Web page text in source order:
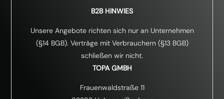
B2B HINWIES
Unsere Angebote richten sich nur an Unternehmen
(§14 BGB). Verträge mit Verbrauchern (§13 BGB)
schließen wir nicht.
TOPA GMBH
Frauenwaldstraße 11